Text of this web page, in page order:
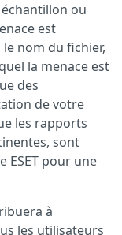
ou
est
le nom du fichier,
la menace est
des
de votre
les rapports
sont
ESET pour une
à
les utilisateurs